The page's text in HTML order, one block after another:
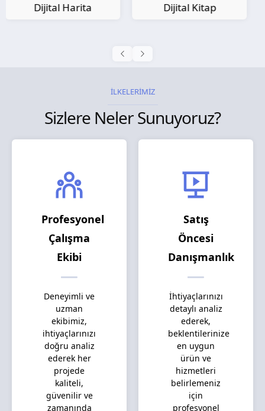
Dijital Kitap
İLKELERİMİZ
Sizlere Neler Sunuyoruz?
Profesyonel
Çalışma
Ekibi
Deneyimli ve
uzman
ekibimiz,
ihtiyaçlarınızı
doğru analiz
ederek her
projede
kaliteli,
güvenilir ve
zamanında
Satış
Öncesi
Danışmanlık
İhtiyaçlarınızı
detaylı analiz
ederek,
beklentilerinize
en uygun
ürün ve
hizmetleri
belirlemeniz
için
profesyonel